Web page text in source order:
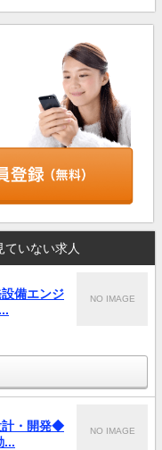
いない求人
備エンジ
NO IMAGE
計・開発◆
...
NO IMAGE